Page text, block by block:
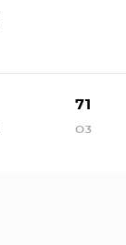
71
O3